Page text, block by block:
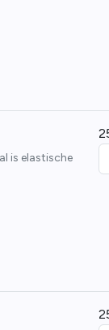
is elastische